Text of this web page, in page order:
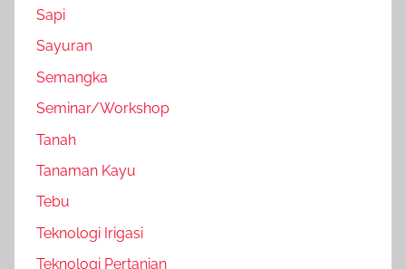
Sapi
Sayuran
Semangka
Seminar/Workshop
Tanah
Tanaman Kayu
Tebu
Teknologi Irigasi
Teknologi Pertanian